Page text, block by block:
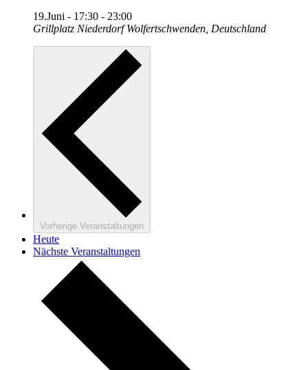
19.Juni - 17:30 - 23:00
Grillplatz NiederdorfWolfertschwenden, Deutschland
Vorherige Veranstaltungen
Heute
Nächste Veranstaltungen